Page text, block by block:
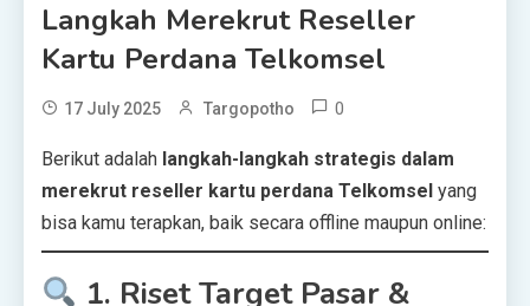
Langkah Merekrut Reseller
Kartu Perdana Telkomsel
17 July 2025 Targopotho 0
Berikut adalah langkah-langkah strategis dalam
merekrut reseller kartu perdana Telkomsel yang
bisa kamu terapkan, baik secara offline maupun online:
1. Riset Target Pasar &